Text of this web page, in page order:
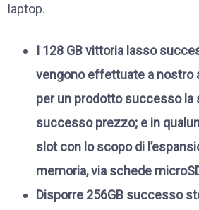
laptop.
I 128 GB vittoria lasso
vengono effettuate a nostro
per un prodotto successo la
successo prezzo; e in
slot con lo scopo di
memoria, via schede
Disporre 256GB successo